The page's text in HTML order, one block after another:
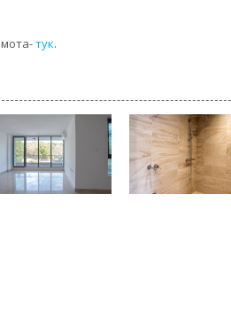
тук.